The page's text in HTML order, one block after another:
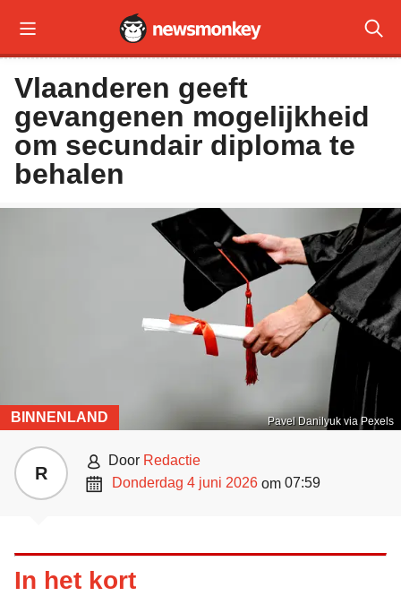
 
Vlaanderen geeft
gevangenen mogelijkheid
om secundair diploma te
behalen
Pavel Danilyuk via Pexels
BINNENLAND
R  door Redactie
 donderdag 4 juni 2026 om 07:59
In het kort